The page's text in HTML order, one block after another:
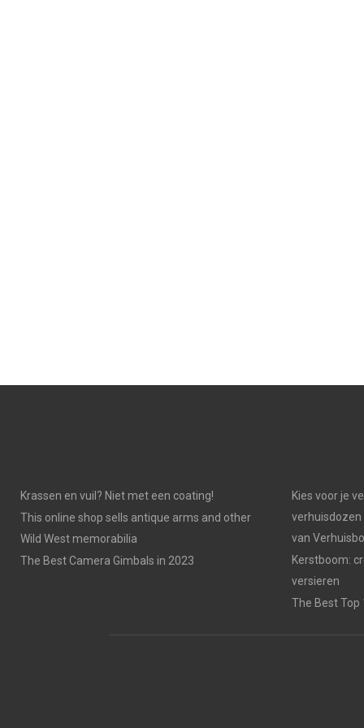
Krassen en vuil? Niet met een coating!
This online shop sells antique arms and other
Wild West memorabilia
The Best Camera Gimbals in 2023
Kies voor je
verhuisdozen
van
Kerstboom:
versieren
The Best Top